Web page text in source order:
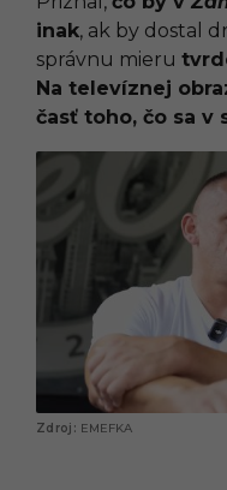
inak, ak by dostal
správnu mieru
Na televíznej
časť toho, čo sa v
EMEFKA